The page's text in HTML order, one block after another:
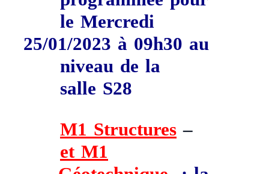
le Mercredi
25/01/2023 à 09h30 au
niveau de la
salle S28
–
M1 Structures
etM1